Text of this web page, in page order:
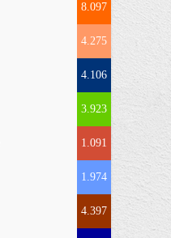
8.097
4.275
4.106
3.923
1.091
1.974
4.397